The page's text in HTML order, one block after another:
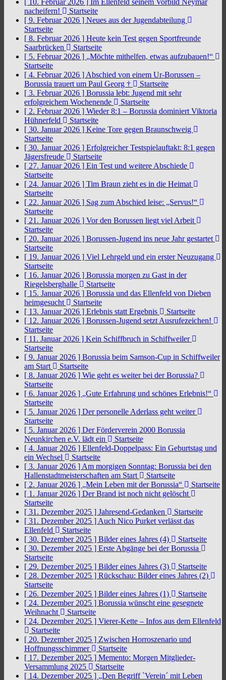
[ 10. Februar 2026 ] Im Ellenfeld seinem Vorbild Neymar
nacheifern!
Startseite
[ 9. Februar 2026 ] Neues aus der Jugendabteilung
Startseite
[ 8. Februar 2026 ] Heute kein Test gegen Sportfreunde
Saarbrücken
Startseite
[ 5. Februar 2026 ] „Möchte mithelfen, etwas aufzubauen!“
Startseite
[ 4. Februar 2026 ] Abschied von einem Ur-Borussen –
Borussia trauert um Paul Georg †
Startseite
[ 3. Februar 2026 ] Borussia lebt: Jugend mit sehr
erfolgreichem Wochenende
Startseite
[ 2. Februar 2026 ] Wieder 8:1 – Borussia dominiert Viktoria
Hühnerfeld
Startseite
[ 30. Januar 2026 ] Keine Tore gegen Braunschweig
Startseite
[ 30. Januar 2026 ] Erfolgreicher Testspielauftakt: 8:1 gegen
Jägersfreude
Startseite
[ 27. Januar 2026 ] Ein Test und weitere Abschiede
Startseite
[ 24. Januar 2026 ] Tim Braun zieht es in die Heimat
Startseite
[ 22. Januar 2026 ] Sag zum Abschied leise: „Servus!“
Startseite
[ 21. Januar 2026 ] Vor den Borussen liegt viel Arbeit
Startseite
[ 20. Januar 2026 ] Borussen-Jugend ins neue Jahr gestartet
Startseite
[ 19. Januar 2026 ] Viel Lehrgeld und ein erster Neuzugang
Startseite
[ 16. Januar 2026 ] Borussia morgen zu Gast in der
Riegelsberghalle
Startseite
[ 15. Januar 2026 ] Borussia und das Ellenfeld von Dieben
heimgesucht
Startseite
[ 13. Januar 2026 ] Erlebnis statt Ergebnis
Startseite
[ 12. Januar 2026 ] Borussen-Jugend setzt Ausrufezeichen!
Startseite
[ 11. Januar 2026 ] Kein Schiffbruch in Schiffweiler
Startseite
[ 9. Januar 2026 ] Borussia beim Samson-Cup in Schiffweiler
am Start
Startseite
[ 8. Januar 2026 ] Wie geht es weiter bei der Borussia?
Startseite
[ 6. Januar 2026 ] „Gute Erfahrung und schönes Erlebnis!“
Startseite
[ 5. Januar 2026 ] Der personelle Aderlass geht weiter
Startseite
[ 5. Januar 2026 ] Der Förderverein 2000 Borussia
Neunkirchen e.V. lädt ein
Startseite
[ 4. Januar 2026 ] Ellenfeld-Doppelpass: Ein Geburtstag und
ein Wechsel
Startseite
[ 3. Januar 2026 ] Am morgigen Sonntag: Borussia bei den
Hallenstadtmeisterschaften am Start
Startseite
[ 2. Januar 2026 ] „Mein Leben mit der Borussia“
Startseite
[ 1. Januar 2026 ] Der Brand ist noch nicht gelöscht
Startseite
[ 31. Dezember 2025 ] Jahresend-Gedanken
Startseite
[ 31. Dezember 2025 ] Auch Nico Purket verlässt das
Ellenfeld
Startseite
[ 30. Dezember 2025 ] Bilder eines Jahres (4)
Startseite
[ 30. Dezember 2025 ] Erste Abgänge bei der Borussia
Startseite
[ 29. Dezember 2025 ] Bilder eines Jahres (3)
Startseite
[ 28. Dezember 2025 ] Rückschau: Bilder eines Jahres (2)
Startseite
[ 26. Dezember 2025 ] Bilder eines Jahres (1)
Startseite
[ 24. Dezember 2025 ] Borussia wünscht eine gesegnete
Weihnacht
Startseite
[ 24. Dezember 2025 ] Vierer-Kette – Infos aus dem Ellenfeld
Startseite
[ 20. Dezember 2025 ] Zwischen Horroszenario und
Hoffnungsschimmer
Startseite
[ 17. Dezember 2025 ] Memento: Morgen Mitglieder-
Versammlung 2025
Startseite
[ 14. Dezember 2025 ] „Den Begriff `Verein´ mit Leben